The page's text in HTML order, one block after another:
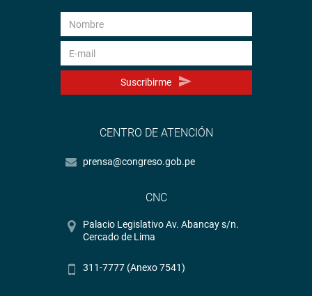
Suscribirme
CENTRO DE ATENCIÓN
prensa@congreso.gob.pe
CNC
Palacio Legislativo Av. Abancay s/n.
Cercado de Lima
311-7777 (Anexo 7541)